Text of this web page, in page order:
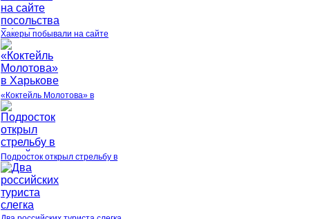
Хакеры побывали на сайте
«Коктейль Молотова» в
Подросток открыл стрельбу в